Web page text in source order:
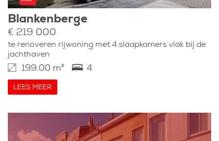
Blankenberge
€ 219 000
te renoveren rijwoning met 4 slaapkamers vlak bij de
jachthaven
199.00 m² 4
LEES MEER